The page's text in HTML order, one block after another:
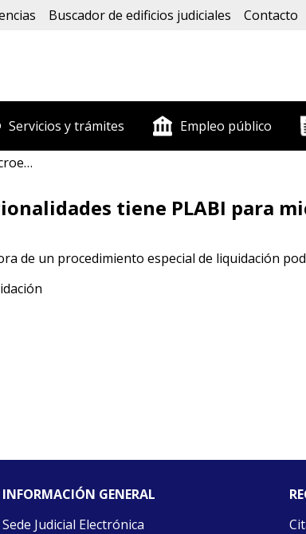
Buscador de edificios judiciales Contacto
Servicios y trámites Empleo público
tiene PLABI para
de un procedimiento especial de liquidación
INFORMACIÓN GENERAL
Sede Judicial Electrónica